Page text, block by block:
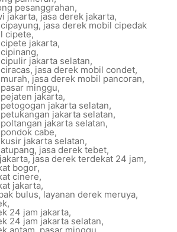
pesanggrahan,
jakarta, jasa derek jakarta,
, jasa derek mobil cipedak
cipete,
jakarta,
,
jakarta selatan,
, jasa derek mobil condet,
,jasa derek mobil pancoran,
minggu,
jakarta,
jakarta selatan,
jakarta selatan,
jakarta selatan,
cabe,
jakarta selatan,
, jasa derek tebet,
,jasa derek terdekat 24 jam,
bogor,
cinere,
jakarta,
bulus,layanan derek meruya,
,
24 jam jakarta,
24 jam jakarta selatan,